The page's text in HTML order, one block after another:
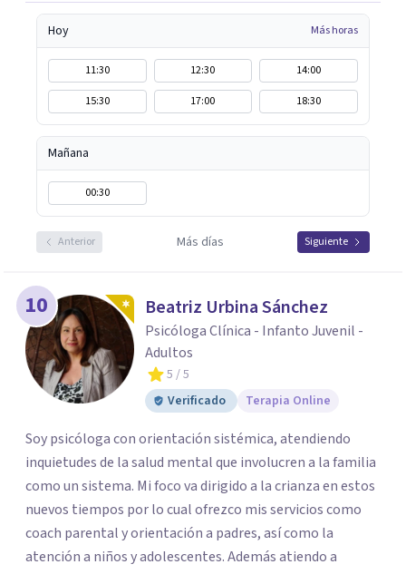
Hoy Más horas
11:30 12:30
14:00
15:30
17:00 18:30
Mañana
00:30
Anterior Más días Siguiente
10 Beatriz Urbina Sánchez
Psicóloga Clínica - Infanto Juvenil -
Adultos
5 / 5
Verificado
Terapia Online
Soy psicóloga con orientación sistémica, atendiendo
inquietudes de la salud mental que involucren a la familia
como un sistema. Mi foco va dirigido a la crianza en estos
nuevos tiempos por lo cual ofrezco mis servicios como
coach parental y orientación a padres, así como la
atención a niños y adolescentes. Además atiendo a